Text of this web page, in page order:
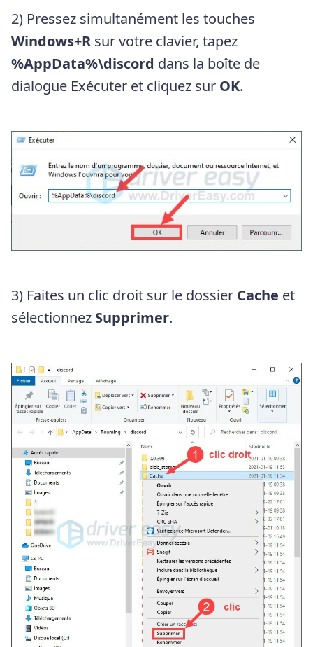
2) Pressez simultanément les touches
Windows+R sur votre clavier, tapez
%AppData%\discord dans la boîte de
dialogue Exécuter et cliquez sur OK.
3) Faites un clic droit sur le dossier Cache et
sélectionnez Supprimer.